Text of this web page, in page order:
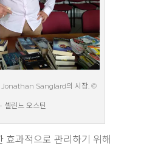
Sanglard의 시장. ©
셀린느 오스틴
효과적으로 관리하기 위해